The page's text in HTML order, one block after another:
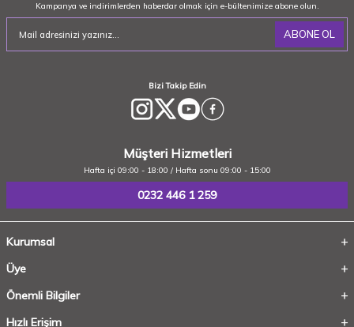
Kampanya ve indirimlerden haberdar olmak için e-bültenimize abone olun.
ABONE OL
Bizi Takip Edin
Müşteri Hizmetleri
Hafta içi 09:00 - 18:00 / Hafta sonu 09:00 - 15:00
0232 446 1 259
Kurumsal
Üye
Önemli Bilgiler
Hızlı Erişim